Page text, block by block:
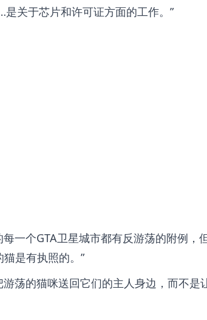
关于芯片和许可证方面的工作。”
每一个GTA卫星城市都有反游荡的附例
是有执照的。”
游荡的猫咪送回它们的主人身边，而不